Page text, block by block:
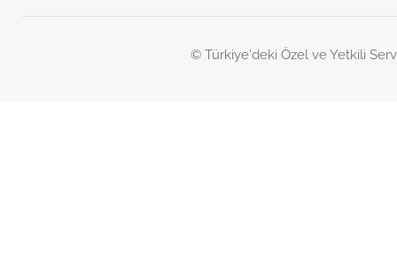
© Türkiye'deki Özel ve Yetkili